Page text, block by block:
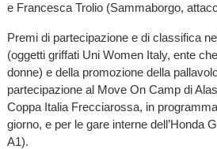
e Francesca Trolio (Sammaborgo,
Premi di partecipazione e di classifica
(oggetti griffati Uni Women Italy, ente
donne) e della promozione della
partecipazione al Move On Camp di
Coppa Italia Frecciarossa, in
giorno, e per le gare interne dell’Honda
A1).